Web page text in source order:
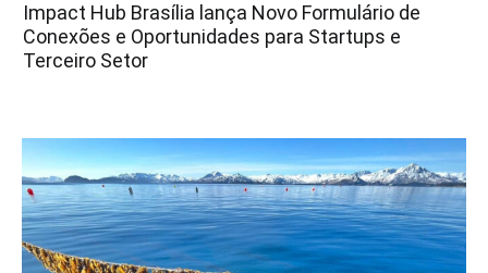
Impact Hub Brasília lança Novo Formulário de
Conexões e Oportunidades para Startups e
Terceiro Setor